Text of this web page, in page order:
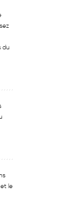
du
le